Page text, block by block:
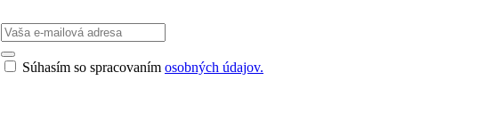
Súhasím so spracovaním osobných údajov.